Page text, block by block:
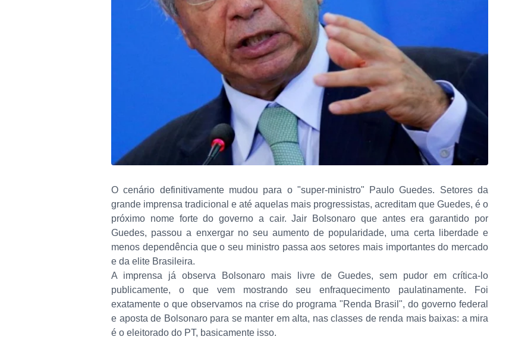
O cenário definitivamente mudou para o "super-ministro" Paulo Guedes. Setores da
grande imprensa tradicional e até aquelas mais progressistas, acreditam que Guedes, é o
próximo nome forte do governo a cair. Jair Bolsonaro que antes era garantido por
Guedes, passou a enxergar no seu aumento de popularidade, uma certa liberdade e
menos dependência que o seu ministro passa aos setores mais importantes do mercado
e da elite Brasileira.
A imprensa já observa Bolsonaro mais livre de Guedes, sem pudor em crítica-lo
publicamente, o que vem mostrando seu enfraquecimento paulatinamente. Foi
exatamente o que observamos na crise do programa "Renda Brasil", do governo federal
e aposta de Bolsonaro para se manter em alta, nas classes de renda mais baixas: a mira
é o eleitorado do PT, basicamente isso.